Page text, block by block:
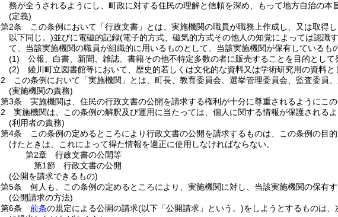
務が全うされるようにし、町政に対する住民の理解と信頼を深め、もって地方自治の本
(定義)
第2条
この条例において「行政文書」とは、実施機関の職員が職務上作成し、又は取得
以下同じ。)並びに電磁的記録(電子的方式、磁気的方式その他人の知覚によっては認識
て、当該実施機関の職員が組織的に用いるものとして、当該実施機関が保有しているも
(1)
公報、白書、新聞、雑誌、書籍その他不特定多数の者に販売することを目的として
(2)
綾川町立図書館等において、歴史的若しくは文化的な資料又は学術研究用の資料
2
この条例において「実施機関」とは、町長、教育委員会、選挙管理委員会、監査委員
(実施機関の責務)
第3条
実施機関は、住民の行政文書の公開を請求する権利が十分に尊重されるようにこ
2
実施機関は、この条例の解釈及び運用に当たっては、個人に関する情報が保護される
(利用者の責務)
第4条
この条例の定めるところにより行政文書の公開を請求するものは、この条例の目
けたときは、これによって得た情報を適正に使用しなければならない。
第2章
行政文書の公開等
第1節
行政文書の公開
(公開を請求できるもの)
第5条
何人も、この条例の定めるところにより、実施機関に対し、当該実施機関の保有
(公開請求の方法)
第6条
前条の規定による公開の請求(以下「公開請求」という。)をしようとするものは